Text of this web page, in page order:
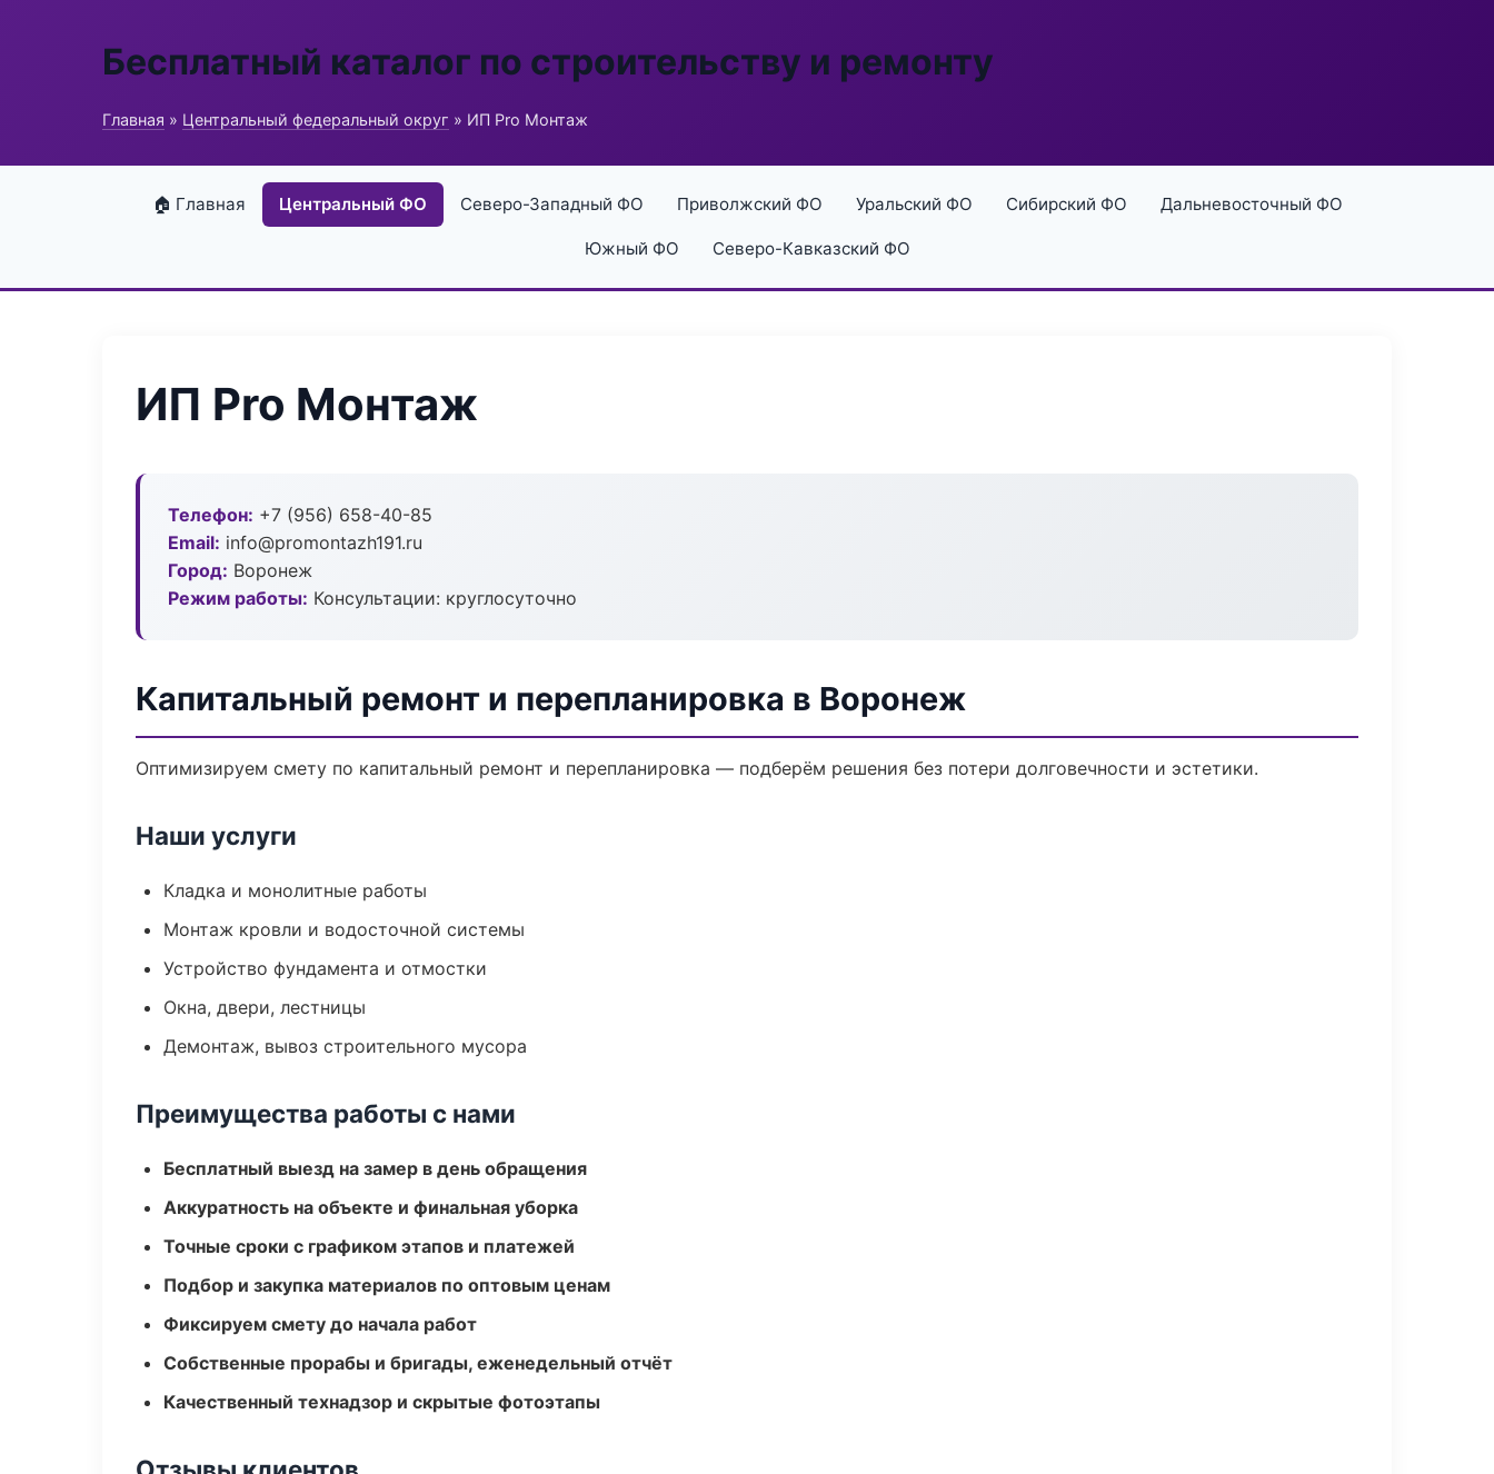
Бесплатный каталог по строительству и ремонту
Главная » Центральный федеральный округ » ИП Pro Монтаж
🏠 Главная Центральный ФО Северо-Западный ФО Приволжский ФО Уральский ФО Сибирский ФО Дальневосточный ФО
Южный ФО Северо-Кавказский ФО
ИП Pro Монтаж
Телефон: +7 (956) 658-40-85
Email: info@promontazh191.ru
Город: Воронеж
Режим работы: Консультации: круглосуточно
Капитальный ремонт и перепланировка в Воронеж
Оптимизируем смету по капитальный ремонт и перепланировка — подберём решения без потери долговечности и эстетики.
Наши услуги
Кладка и монолитные работы
Монтаж кровли и водосточной системы
Устройство фундамента и отмостки
Окна, двери, лестницы
Демонтаж, вывоз строительного мусора
Преимущества работы с нами
Бесплатный выезд на замер в день обращения
Аккуратность на объекте и финальная уборка
Точные сроки с графиком этапов и платежей
Подбор и закупка материалов по оптовым ценам
Фиксируем смету до начала работ
Собственные прорабы и бригады, еженедельный отчёт
Качественный технадзор и скрытые фотоэтапы